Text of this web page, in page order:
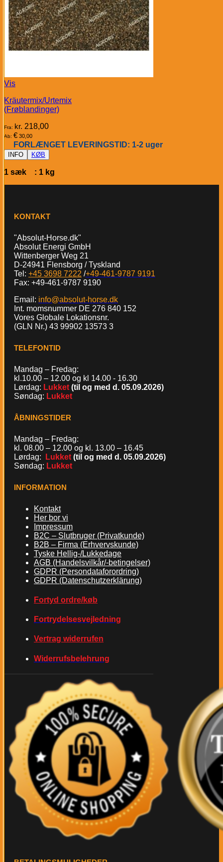
Vis
Kräutermix/Urtemix
(Frøblandinger)
Fra: kr. 218,00
Ab: € 30,00
FORLÆNGET LEVERINGSTID: 1-2 uger
INFO KØB
1 sæk : 1 kg
KONTAKT
"Absolut-Horse.dk"
Absolut Energi GmbH
Wittenberger Weg 21
D-24941 Flensborg / Tyskland
Tel: +45 3698 7222 /+49-461-9787 9191
Fax: +49-461-9787 9190
Email: info@absolut-horse.dk
Int. momsnummer DE 276 840 152
Vores Globale Lokationsnr.
(GLN Nr.) 43 99902 13573 3
TELEFONTID
Mandag – Fredag:
kl.10.00 – 12.00 og kl 14.00 - 16.30
Lørdag: Lukket (til og med d. 05.09.2026)
Søndag: Lukket
ÅBNINGSTIDER
Mandag – Fredag:
kl. 08.00 – 12.00 og kl. 13.00 – 16.45
Lørdag:
Lukket (til og med d. 05.09.2026)
Søndag: Lukket
INFORMATION
Kontakt
Her bor vi
Impressum
B2C – Slutbruger (Privatkunde)
B2B – Firma (Erhvervskunde)
Tyske Hellig-/Lukkedage
AGB (Handelsvilkår/-betingelser)
GDPR (Persondataforordring)
GDPR (Datenschutzerklärung)
Fortyd ordre/køb
Fortrydelsesvejledning
Vertrag widerrufen
Widerrufsbelehrung